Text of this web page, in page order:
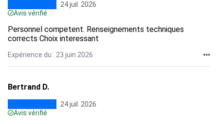
24 juil. 2026
Avis vérifié
Personnel competent. Renseignements techniques
corrects Choix interessant
Expérience du : 23 juin 2026
Bertrand D.
24 juil. 2026
Avis vérifié